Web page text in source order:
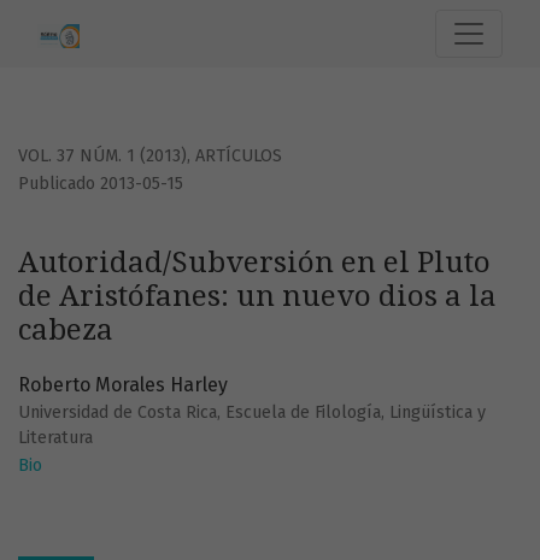
VOL. 37 NÚM. 1 (2013), ARTÍCULOS
Autoridad/Subversión en el Pluto
de Aristófanes: un nuevo dios a la
cabeza
Publicado 2013-05-15
Roberto Morales Harley
Universidad de Costa Rica, Escuela de Filología, Lingüística y
Literatura
Bio